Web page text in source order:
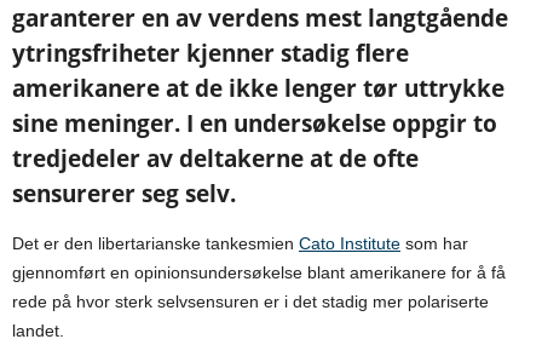
garanterer en av verdens mest langtgående
ytringsfriheter kjenner stadig flere
amerikanere at de ikke lenger tør uttrykke
sine meninger. I en undersøkelse oppgir to
tredjedeler av deltakerne at de ofte
sensurerer seg selv.
Det er den libertarianske tankesmien Cato Institute som har
gjennomført en opinionsundersøkelse blant amerikanere for å få
rede på hvor sterk selvsensuren er i det stadig mer polariserte
landet.